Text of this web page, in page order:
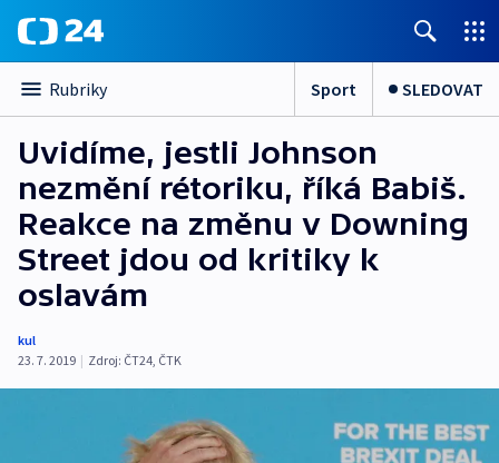
Rubriky Sport SLEDOVAT
Uvidíme, jestli Johnson
nezmění rétoriku, říká Babiš.
Reakce na změnu v Downing
Street jdou od kritiky k
oslavám
kul
23. 7. 2019 | Zdroj: ČT24, ČTK